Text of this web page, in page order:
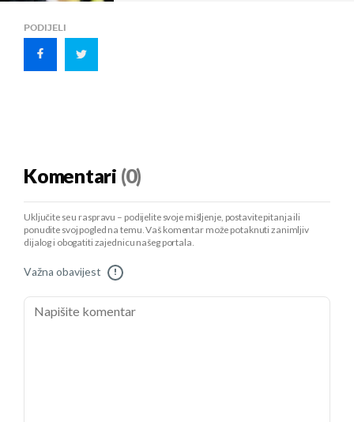
PODIJELI
Komentari (0)
Uključite se u raspravu – podijelite svoje mišljenje, postavite pitanja ili
ponudite svoj pogled na temu. Vaš komentar može potaknuti zanimljiv
dijalog i obogatiti zajednicu našeg portala.
Važna obavijest !